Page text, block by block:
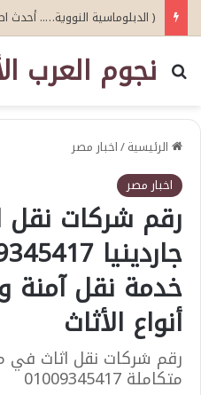
( الدبلوماسية النووية….. أحدث
نجوم العرب
بحث عن
الرئيسية/اخبار مصر
اخبار مصر
رقم شركات نقل
خدمة نقل آمنة
أنواع الأثاث
رقم شركات نقل اثاث في
متكاملة 01009345417